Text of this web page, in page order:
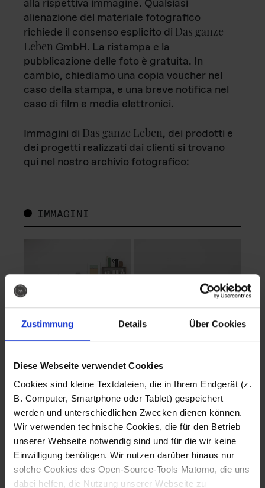
Zustimmung Details Über Cookies
Diese Webseite verwendet Cookies
Cookies sind kleine Textdateien, die in Ihrem Endgerät (z.
B. Computer, Smartphone oder Tablet) gespeichert
werden und unterschiedlichen Zwecken dienen können.
Wir verwenden technische Cookies, die für den Betrieb
unserer Webseite notwendig sind und für die wir keine
Einwilligung benötigen. Wir nutzen darüber hinaus nur
solche Cookies des Open-Source-Tools Matomo, die uns
dabei helfen, die Nutzung unserer Webseite zu
alla rispettiva immagine. Qualsiasi
alienazione del materiale fotografico
richiede il consenso esplicito di Das ganze
Leben GmbH. La ristampa e la
pubblicazione delle foto è gratuita. In
cambio, chiediamo una copia voucher nel
caso della stampa, e una breve notifica nel
caso di film e media elettronici.
Immagini di Das ganze Leben, dei prodotti e
dei progetti realizzati dai clienti si trovano
qui nel nostro archivio fotografico:
IMMAGINI
Fotografo: Lorenz
Sternbach
Download
Fotografo: Lorenz
Sternbach
Download